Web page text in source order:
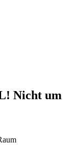
Nicht um